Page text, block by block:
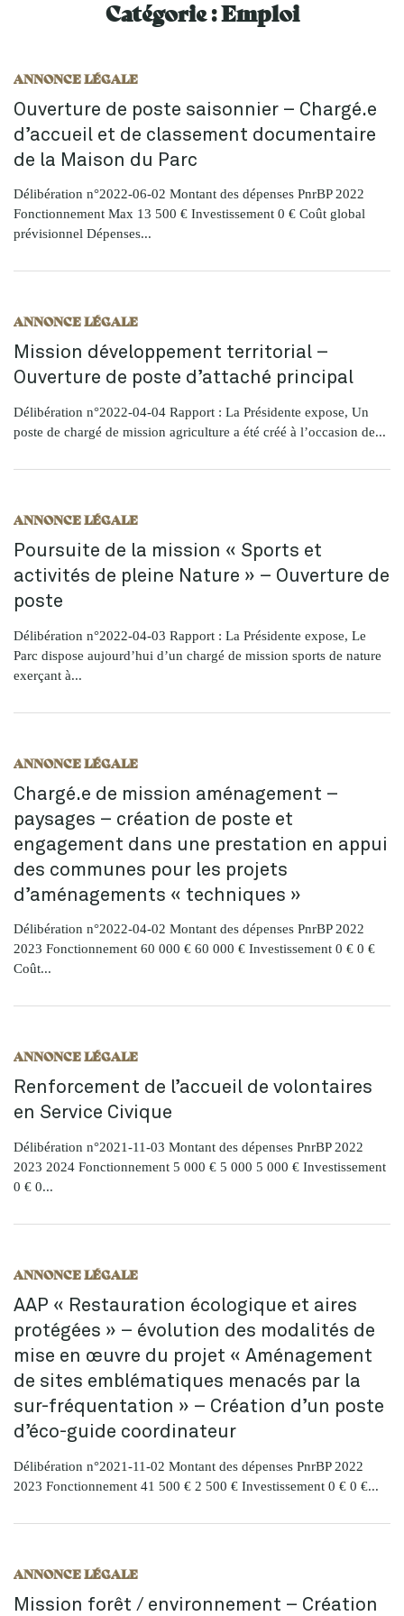
Catégorie :Emploi
ANNONCE LÉGALE
Ouverture de poste saisonnier – Chargé.e
d’accueil et de classement documentaire
de la Maison du Parc
Délibération n°2022-06-02 Montant des dépenses PnrBP 2022
Fonctionnement Max 13 500 € Investissement 0 € Coût global
prévisionnel Dépenses...
ANNONCE LÉGALE
Mission développement territorial –
Ouverture de poste d’attaché principal
Délibération n°2022-04-04 Rapport : La Présidente expose, Un
poste de chargé de mission agriculture a été créé à l’occasion de...
ANNONCE LÉGALE
Poursuite de la mission « Sports et
activités de pleine Nature » – Ouverture de
poste
Délibération n°2022-04-03 Rapport : La Présidente expose, Le
Parc dispose aujourd’hui d’un chargé de mission sports de nature
exerçant à...
ANNONCE LÉGALE
Chargé.e de mission aménagement –
paysages – création de poste et
engagement dans une prestation en appui
des communes pour les projets
d’aménagements « techniques »
Délibération n°2022-04-02 Montant des dépenses PnrBP 2022
2023 Fonctionnement 60 000 € 60 000 € Investissement 0 € 0 €
Coût...
ANNONCE LÉGALE
Renforcement de l’accueil de volontaires
en Service Civique
Délibération n°2021-11-03 Montant des dépenses PnrBP 2022
2023 2024 Fonctionnement 5 000 € 5 000 5 000 € Investissement
0 € 0...
ANNONCE LÉGALE
AAP « Restauration écologique et aires
protégées » – évolution des modalités de
mise en œuvre du projet « Aménagement
de sites emblématiques menacés par la
sur-fréquentation » – Création d’un poste
d’éco-guide coordinateur
Délibération n°2021-11-02 Montant des dépenses PnrBP 2022
2023 Fonctionnement 41 500 € 2 500 € Investissement 0 € 0 €...
ANNONCE LÉGALE
Mission forêt / environnement – Création